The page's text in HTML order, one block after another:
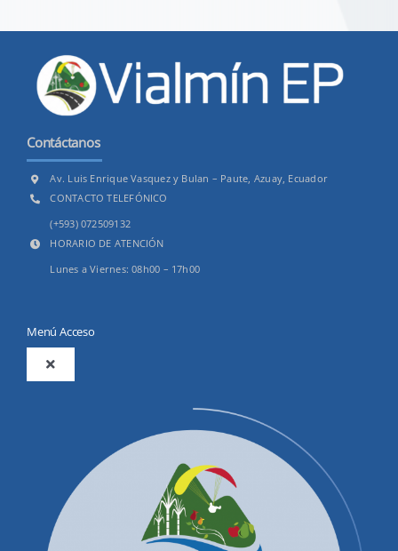
Contáctanos
Av. Luis Enrique Vasquez y Bulan – Paute, Azuay, Ecuador
CONTACTO TELEFÓNICO
(+593) 072509132
HORARIO DE ATENCIÓN
Lunes a Viernes: 08h00 – 17h00
Menú Acceso
Toggle
Productos y Servicios
Convocatorias Precalificación